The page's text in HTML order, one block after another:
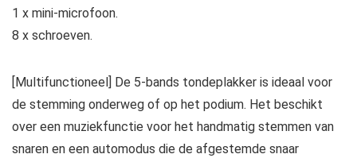
1 x mini-microfoon.
8 x schroeven.
[Multifunctioneel] De 5-bands tondeplakker is ideaal voor
de stemming onderweg of op het podium. Het beschikt
over een muziekfunctie voor het handmatig stemmen van
snaren en een automodus die de afgestemde snaar